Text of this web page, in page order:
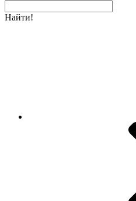
Найти!